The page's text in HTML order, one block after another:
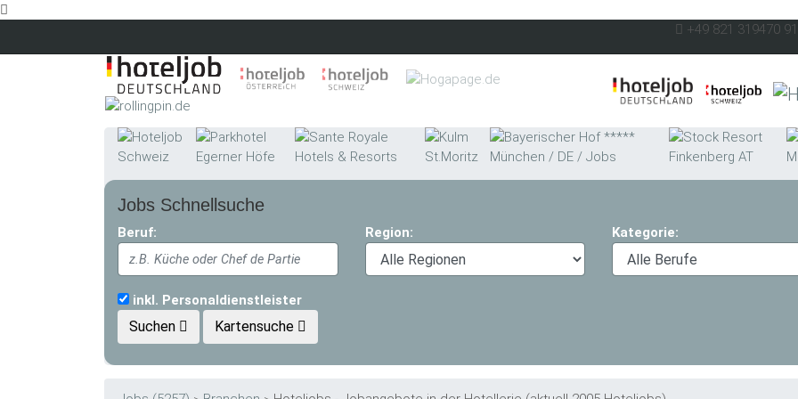
Skip to main content
+49 821 319470
Jobs Schnellsuche
Beruf: Region: Kategorie:
inkl. Personaldienstleister
Suchen Kartensuche